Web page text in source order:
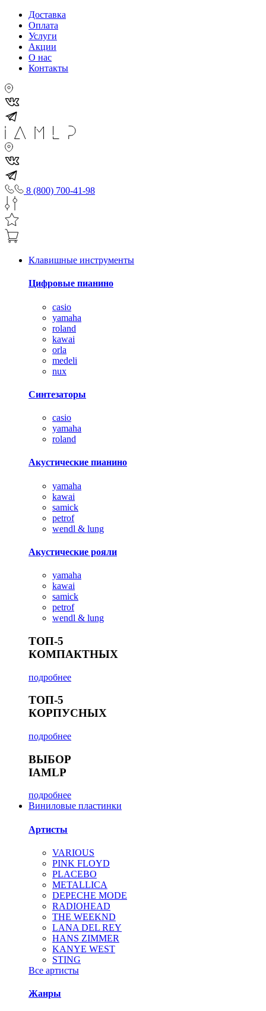
Доставка
Оплата
Услуги
Акции
О нас
Контакты
8 (800) 700-41-98
Клавишные инструменты
Цифровые пианино
casio
yamaha
roland
kawai
orla
medeli
nux
Синтезаторы
casio
yamaha
roland
Акустические пианино
yamaha
kawai
samick
petrof
wendl & lung
Акустические рояли
yamaha
kawai
samick
petrof
wendl & lung
ТОП-5
КОМПАКТНЫХ
подробнее
ТОП-5
КОРПУСНЫХ
подробнее
ВЫБОР
IAMLP
подробнее
Виниловые пластинки
Артисты
VARIOUS
PINK FLOYD
PLACEBO
METALLICA
DEPECHE MODE
RADIOHEAD
THE WEEKND
LANA DEL REY
HANS ZIMMER
KANYE WEST
STING
Все артисты
Жанры